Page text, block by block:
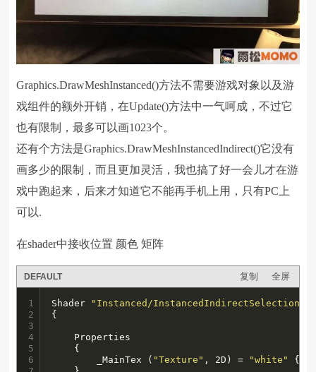
Graphics.DrawMeshInstanced()方法不需要游戏对象以及游
戏组件的额外开销，在Update()方法中一气呵成，不过它
也有限制，最多可以画1023个。
还有个方法是Graphics.DrawMeshInstancedIndirect()它没有
画多少的限制，而且更加灵活，我也搞了好一会儿才在游
戏中跑起来，后来才知道它不能再手机上用，只有PC上
可以.
在shader中接收位置 颜色 矩阵
DEFAULT 复制 全屏
1
2
3
4
5
6
Shader
"Instanced/InstancedIndirectSelection"
{
    {
        _MainTex (
"Texture" , 2D) = "white"
{}